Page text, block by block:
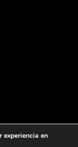
experiencia en